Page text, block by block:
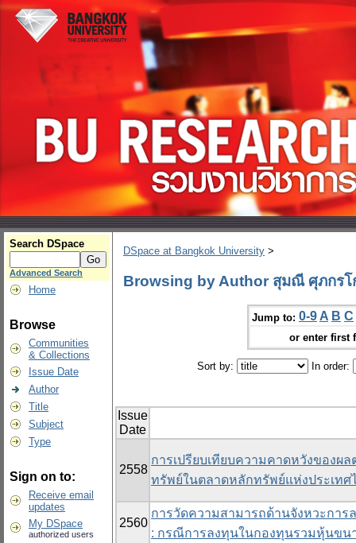
Search DSpace
Advanced Search
Home
Browse
Communities
& Collections
Issue Date
Author
Title
Subject
Type
Sign on to:
Receive email
updates
My DSpace
authorized users
DSpace at Bangkok University >
Browsing by Author สุมณี ศุภกรโ
Jump to: 0-9 A B C
or enter first
Sort by: In order:
Issue
Date
2558
การเปรียบเทียบความคาดหวังของผ
ทรัพย์ในตลาดหลักทรัพย์แห่งประเทศ
2560
การวัดความสามารถด้านจังหวะกา
: กรณีการลงทุนในกองทุนรวมหุ้นขน